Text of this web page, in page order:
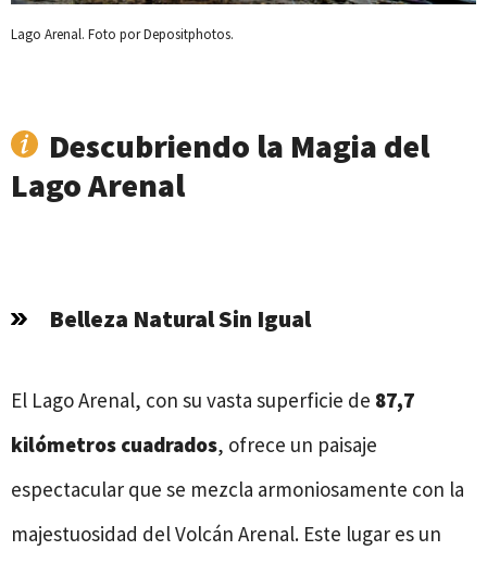
Lago Arenal. Foto por Depositphotos.
Descubriendo la Magia del
Lago Arenal
Belleza Natural Sin Igual
El Lago Arenal, con su vasta superficie de 87,7
kilómetros cuadrados, ofrece un paisaje
espectacular que se mezcla armoniosamente con la
majestuosidad del Volcán Arenal. Este lugar es un